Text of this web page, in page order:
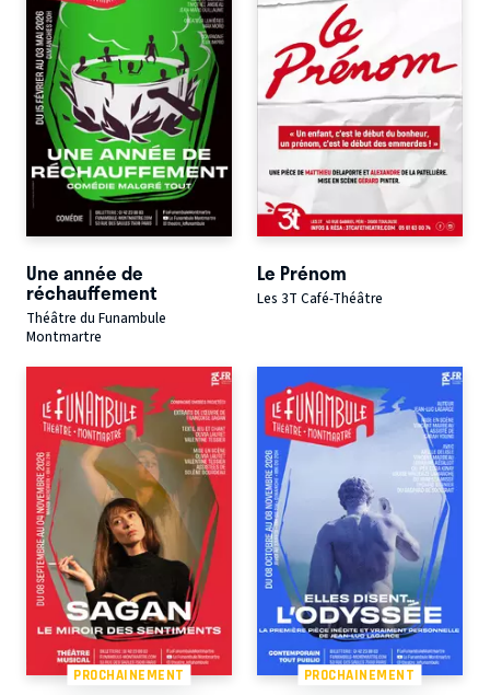
Une année de
réchauffement
Théâtre du Funambule
Montmartre
Le Prénom
Les 3T Café-Théâtre
PROCHAINEMENT PROCHAINEMENT